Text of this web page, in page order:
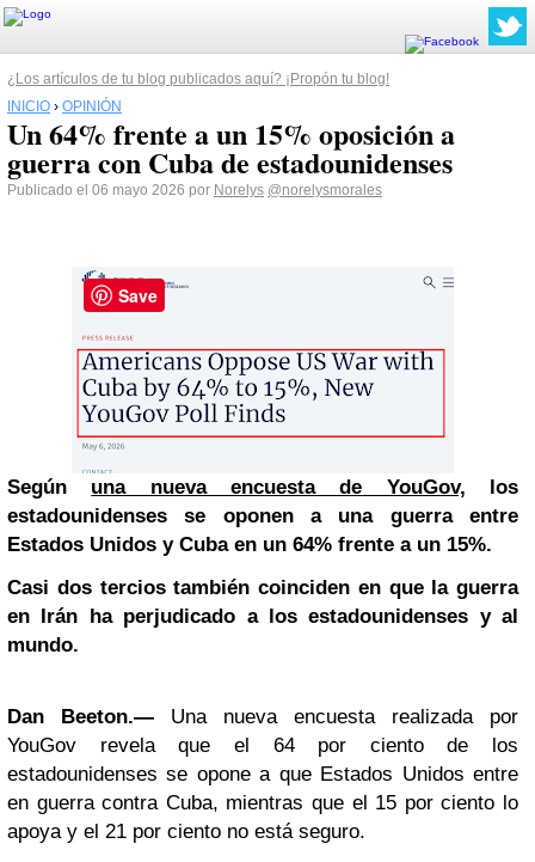
¿Los artículos de tu blog publicados aquí? ¡Propón tu blog!
INICIO › OPINIÓN
Un 64% frente a un 15% oposición a
guerra con Cuba de estadounidenses
Publicado el 06 mayo 2026 por Norelys @norelysmorales
Según una nueva encuesta de YouGov, los
estadounidenses se oponen a una guerra entre
Estados Unidos y Cuba en un 64% frente a un 15%.
Casi dos tercios también coinciden en que la guerra
en Irán ha perjudicado a los estadounidenses y al
mundo.
Dan Beeton.— Una nueva encuesta realizada por
YouGov revela que el 64 por ciento de los
estadounidenses se opone a que Estados Unidos entre
en guerra contra Cuba, mientras que el 15 por ciento lo
apoya y el 21 por ciento no está seguro.
Save